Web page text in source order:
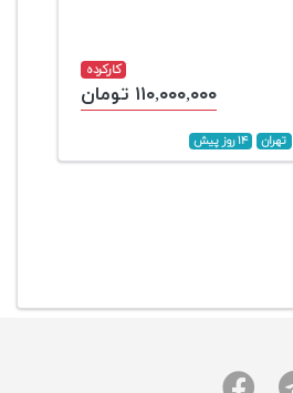
کارکرده
۱۱۰,۰۰۰,۰۰۰ تومان
تهران ۱۴ روز پیش